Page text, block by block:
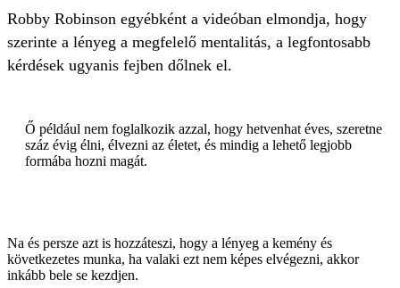
Robby Robinson egyébként a videóban elmondja, hogy
szerinte a lényeg a megfelelő mentalitás, a legfontosabb
kérdések ugyanis fejben dőlnek el.
Ő például nem foglalkozik azzal, hogy hetvenhat éves, szeretne
száz évig élni, élvezni az életet, és mindig a lehető legjobb
formába hozni magát.
Na és persze azt is hozzáteszi, hogy a lényeg a kemény és
következetes munka, ha valaki ezt nem képes elvégezni, akkor
inkább bele se kezdjen.